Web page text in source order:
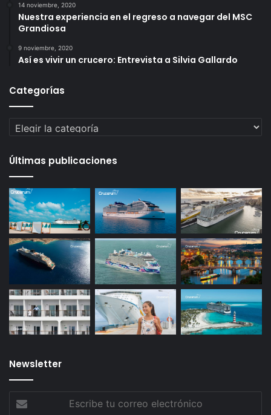
14 noviembre, 2020
Nuestra experiencia en el regreso a navegar del MSC
Grandiosa
9 noviembre, 2020
Así es vivir un crucero: Entrevista a Silvia Gallardo
Categorías
Categorías
Últimas publicaciones
Newsletter